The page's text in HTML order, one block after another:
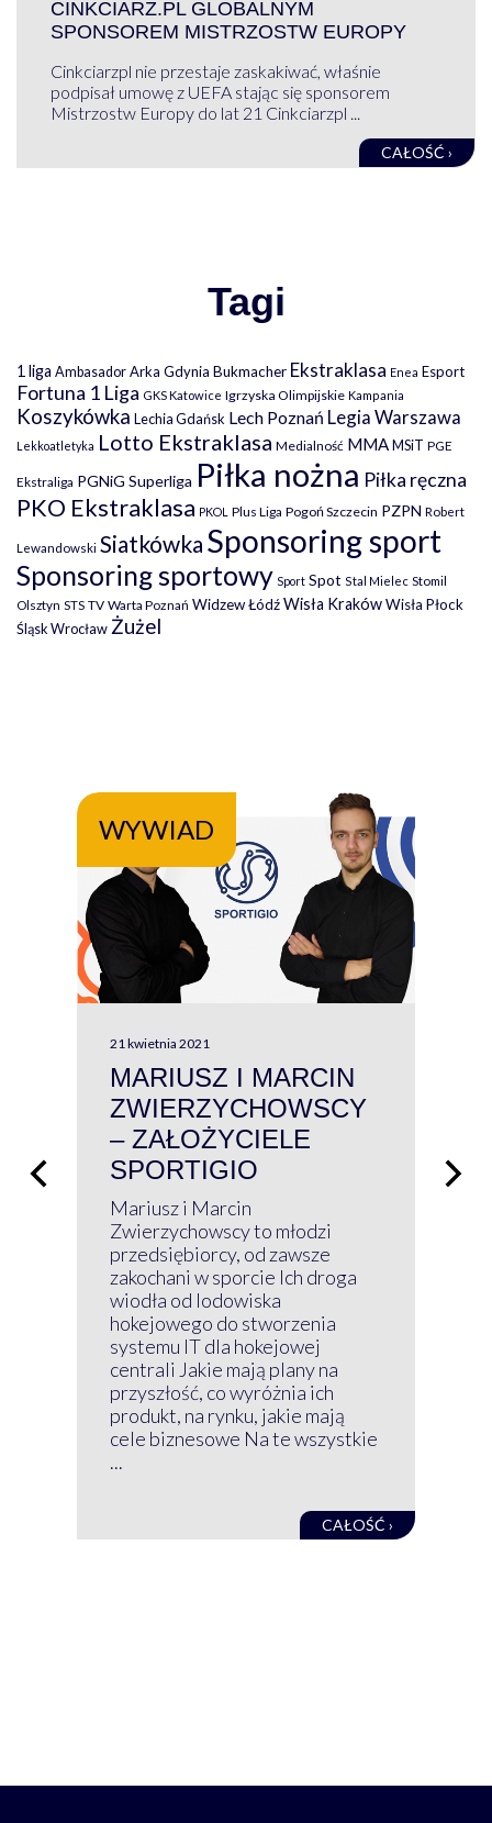
CINKCIARZ.PL GLOBALNYM
SPONSOREM MISTRZOSTW EUROPY
Cinkciarzpl nie przestaje zaskakiwać, właśnie
podpisał umowę z UEFA stając się sponsorem
Mistrzostw Europy do lat 21 Cinkciarzpl ...
CAŁOŚĆ ›
Tagi
1 liga Ambasador Arka Gdynia Bukmacher Ekstraklasa Enea Esport
Fortuna 1 Liga GKS Katowice Igrzyska Olimpijskie Kampania
Koszykówka Lechia Gdańsk Lech Poznań Legia Warszawa
Lekkoatletyka Lotto Ekstraklasa Medialność MMAMSiT PGE
Ekstraliga PGNiG Superliga Piłka nożna Piłka ręczna
PKO Ekstraklasa PKOL Plus Liga Pogoń Szczecin PZPN Robert
Lewandowski Siatkówka Sponsoring sport
Sponsoring sportowy Sport Spot Stal Mielec Stomil
Olsztyn STS TV Warta Poznań Widzew ŁódźWisła KrakówWisła Płock
Śląsk Wrocław Żużel
WYWIAD
21 kwietnia 2021
MARIUSZ I MARCIN
ZWIERZYCHOWSCY
– ZAŁOŻYCIELE
SPORTIGIO
Mariusz i Marcin
Zwierzychowscy to młodzi
przedsiębiorcy, od zawsze
zakochani w sporcie Ich droga
wiodła od lodowiska
hokejowego do stworzenia
systemu IT dla hokejowej
centrali Jakie mają plany na
przyszłość, co wyróżnia ich
produkt, na rynku, jakie mają
cele biznesowe Na te wszystkie
...
CAŁOŚĆ ›